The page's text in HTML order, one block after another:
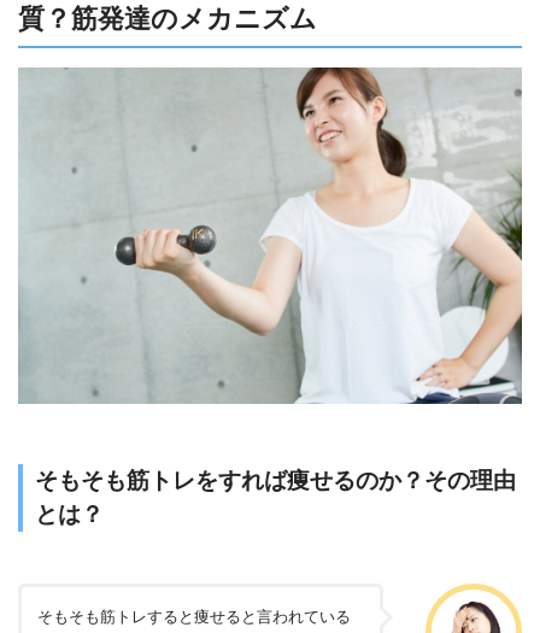
質？筋発達のメカニズム
そもそも筋トレをすれば痩せるのか？その理由
とは？
そもそも筋トレすると痩せると言われている